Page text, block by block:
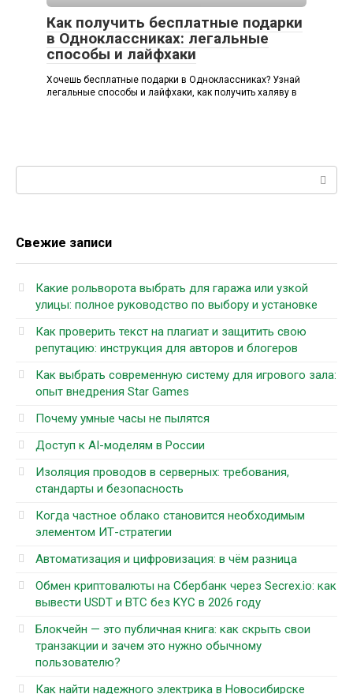
Как получить бесплатные подарки
в Одноклассниках: легальные
способы и лайфхаки
Хочешь бесплатные подарки в Одноклассниках? Узнай
легальные способы и лайфхаки, как получить халяву в
Свежие записи
Какие рольворота выбрать для гаража или узкой
улицы: полное руководство по выбору и установке
Как проверить текст на плагиат и защитить свою
репутацию: инструкция для авторов и блогеров
Как выбрать современную систему для игрового зала:
опыт внедрения Star Games
Почему умные часы не пылятся
Доступ к AI-моделям в России
Изоляция проводов в серверных: требования,
стандарты и безопасность
Когда частное облако становится необходимым
элементом ИТ-стратегии
Автоматизация и цифровизация: в чём разница
Обмен криптовалюты на Сбербанк через Secrex.io: как
вывести USDT и BTC без KYC в 2026 году
Блокчейн — это публичная книга: как скрыть свои
транзакции и зачем это нужно обычному
пользователю?
Как найти надежного электрика в Новосибирске